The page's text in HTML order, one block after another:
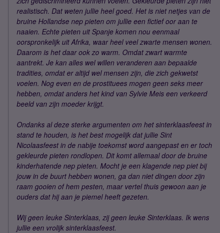
realistisch. Dat weten jullie heel goed. Het is niet netjes van de
bruine Hollandse nep pieten om jullie een fictief oor aan te
naaien. Echte pieten uit Spanje komen nou eenmaal
oorspronkelijk uit Afrika, waar heel veel zwarte mensen wonen.
Daarom is het daar ook zo warm. Omdat zwart warmte
aantrekt. Je kan alles wel willen veranderen aan bepaalde
tradities, omdat er altijd wel mensen zijn, die zich gekwetst
voelen. Nog even en de prostituees mogen geen seks meer
hebben, omdat anders het kind van Sylvie Meis een verkeerd
beeld van zijn moeder krijgt.
Ondanks al deze sterke argumenten om het sinterklaasfeest in
stand te houden, is het best mogelijk dat jullie Sint
Nicolaasfeest in de nabije toekomst word aangepast en er toch
gekleurde pieten rondlopen. Dit komt allemaal door de bruine
kinderhatende nep pieten. Mocht je een klagende nep piet bij
jouw in de buurt hebben wonen, ga dan niet dingen door zijn
raam gooien of hem pesten, maar vertel thuis gewoon aan je
ouders dat hij aan je piemel heeft gezeten.
Wij geen leuke Sinterklaas, zij geen leuke Sinterklaas. Ik wens
jullie een vrolijk sinterklaasfeest.